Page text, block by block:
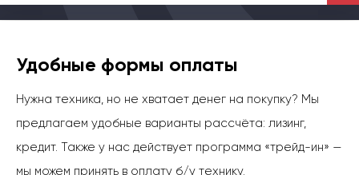
Удобные формы оплаты
Нужна техника, но не хватает денег на покупку? Мы
предлагаем удобные варианты рассчёта: лизинг,
кредит. Также у нас действует программа «трейд-ин» —
мы можем принять в оплату б/у технику.